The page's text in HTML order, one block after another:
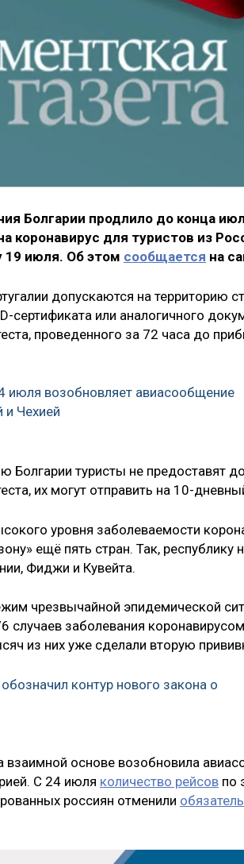
Болгарии продлило до конца
коронавирус для туристов из
19 июля. Об этом сообщается на
допускаются на территорию
сертификата или аналогичного
проведенного за 72 часа до
июля возобновляет авиасообщение
и Чехией
Болгарии туристы не предоставят
их могут отправить на 10-
уровня заболеваемости
ещё пять стран. Так, республику
Фиджи и Кувейта.
чрезвычайной эпидемической
случаев заболевания
из них уже сделали вторую
контур нового закона о
основе возобновила
С 24 июля количество рейсов по
россиян отменили